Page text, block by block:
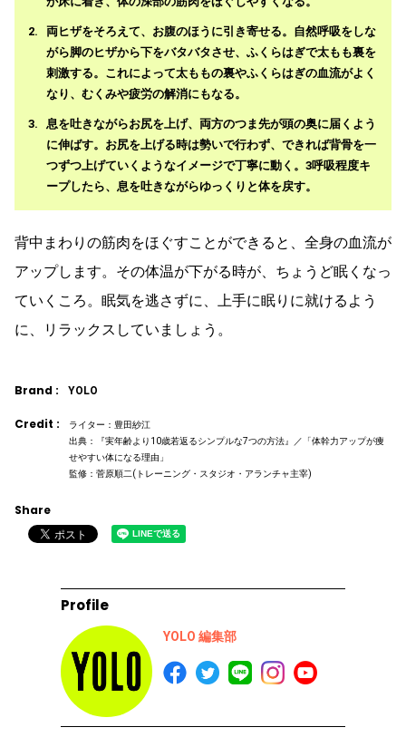
両ヒザをそろえて、お腹のほうに引き寄せる。自然呼吸をしな
がら脚のヒザから下をバタバタさせ、ふくらはぎで太もも裏を
刺激する。これによって太ももの裏やふくらはぎの血流がよく
なり、むくみや疲労の解消にもなる。
息を吐きながらお尻を上げ、両方のつま先が頭の奥に届くよう
に伸ばす。お尻を上げる時は勢いで行わず、できれば背骨を一
つずつ上げていくようなイメージで丁寧に動く。3呼吸程度キ
ープしたら、息を吐きながらゆっくりと体を戻す。
背中まわりの筋肉をほぐすことができると、全身の血流が
アップします。その体温が下がる時が、ちょうど眠くなっ
ていくころ。眠気を逃さずに、上手に眠りに就けるよう
に、リラックスしていましょう。
Brand : YOLO
Credit :
ライター：豊田紗江
出典：『実年齢より10歳若返るシンプルな7つの方法』／「体幹力アップが痩
せやすい体になる理由」
監修：菅原順二(トレーニング・スタジオ・アランチャ主宰)
Share
Profile
YOLO 編集部